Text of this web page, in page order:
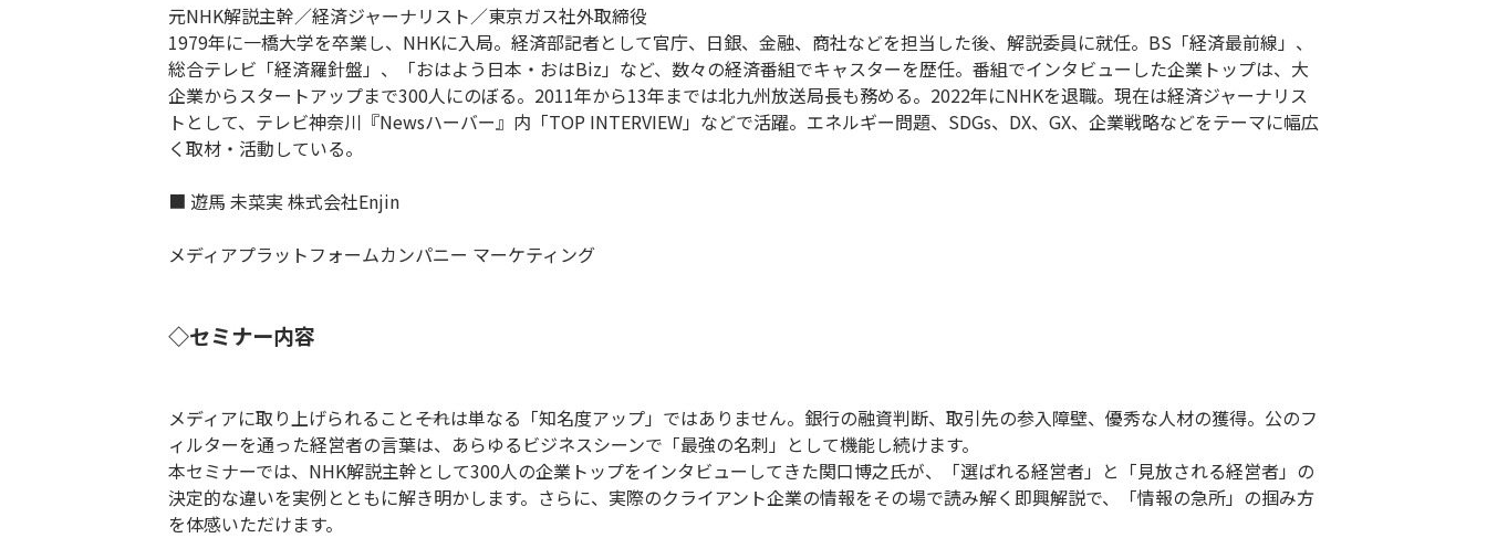
元NHK解説主幹／経済ジャーナリスト／東京ガス社外取締役
1979年に一橋大学を卒業し、NHKに入局。経済部記者として官庁、日銀、金融、商社などを担当した後、解説委員に就任。BS「経済最前線」、
総合テレビ「経済羅針盤」、「おはよう日本・おはBiz」など、数々の経済番組でキャスターを歴任。番組でインタビューした企業トップは、大
企業からスタートアップまで300人にのぼる。2011年から13年までは北九州放送局長も務める。2022年にNHKを退職。現在は経済ジャーナリス
トとして、テレビ神奈川『Newsハーバー』内「TOP INTERVIEW」などで活躍。エネルギー問題、SDGs、DX、GX、企業戦略などをテーマに幅広
く取材・活動している。
■ 遊馬 未菜実 株式会社Enjin
メディアプラットフォームカンパニー マーケティング
◇セミナー内容
メディアに取り上げられること――それは単なる「知名度アップ」ではありません。銀行の融資判断、取引先の参入障壁、優秀な人材の獲得。公のフ
ィルターを通った経営者の言葉は、あらゆるビジネスシーンで「最強の名刺」として機能し続けます。
本セミナーでは、NHK解説主幹として300人の企業トップをインタビューしてきた関口博之氏が、「選ばれる経営者」と「見放される経営者」の
決定的な違いを実例とともに解き明かします。さらに、実際のクライアント企業の情報をその場で読み解く即興解説で、「情報の急所」の掴み方
を体感いただけます。